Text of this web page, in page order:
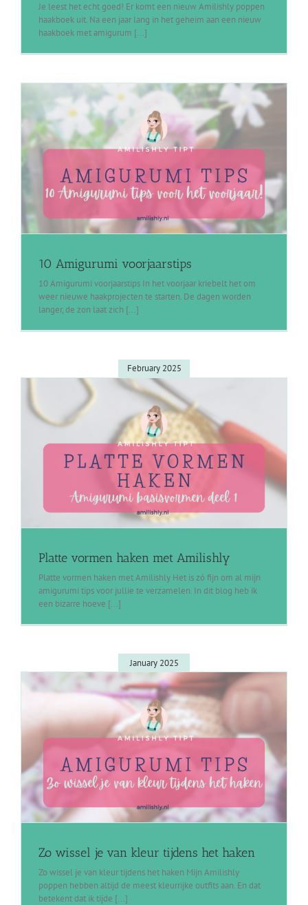
Je leest het echt goed! Er komt een nieuw Amilishly poppen
haakboek uit. Na een jaar lang in het geheim aan een nieuw
haakboek met amigurum [...]
10 Amigurumi voorjaarstips
10 Amigurumi voorjaarstips In het voorjaar kriebelt het om
weer nieuwe haakprojecten te starten. De dagen worden
langer, de zon laat zich [...]
February 2025
Platte vormen haken met Amilishly
Platte vormen haken met Amilishly Het is zó fijn om al mijn
amigurumi tips voor jullie te verzamelen. In dit blog heb ik
een bizarre hoeve [...]
January 2025
Zo wissel je van kleur tijdens het haken
Zo wissel je van kleur tijdens het haken Mijn Amilishly
poppen hebben altijd de meest kleurrijke outfits aan. En dat
betekent dat ik tijde [...]